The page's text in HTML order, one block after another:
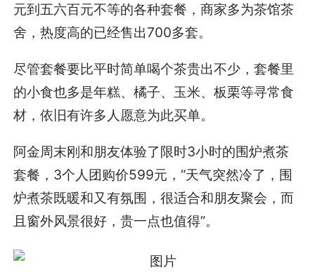
元到五六百元不等的各种套餐，商家多为茶馆茶
舍，热度高的已经售出700多套。
尽管套餐要比平时简单喝个茶贵出不少，套餐里
的小食也多是年糕、橘子、玉米、板栗等寻常食
材，依旧有许多人愿意为此买单。
阿金周末刚和朋友体验了限时3小时的围炉煮茶
套餐，3个人团购价599元，“天气突然冷了，围
炉煮茶既暖和又有氛围，很适合和朋友聚会，而
且窗外风景很好，贵一点也值得”。